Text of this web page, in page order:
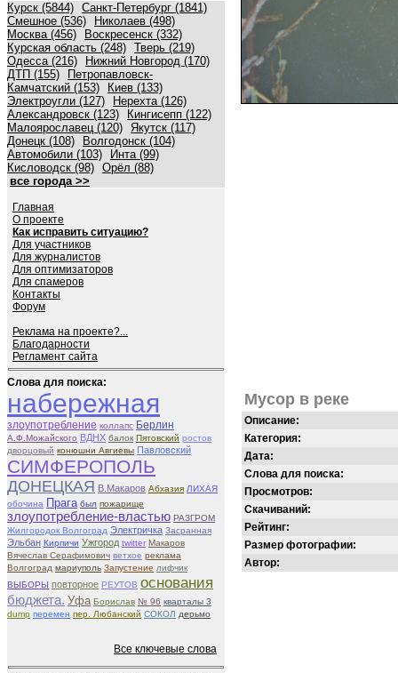
Курск (5844) Санкт-Петербург (1841)
Смешное (536)
Николаев (498)
Москва (456)
Воскресенск (332)
Курская область (248) Тверь (219)
Одесса (216)
Нижний Новгород (170)
ДТП (155)
Петропавловск-
Камчатский (153)
Киев (133)
Электроугли (127)
Нерехта (126)
Александровск (123)
Кингисепп (122)
Малоярославец (120) Якутск (117)
Донецк (108)
Волгодонск (104)
Автомобили (103)
Инта (99)
Кисловодск (98) Орёл (88)
все города >>
Главная
О проекте
Как исправить ситуацию?
Для участников
Для журналистов
Для оптимизаторов
Для спамеров
Контакты
Форум
Реклама на проекте?...
Благодарности
Регламент сайта
Слова для поиска:
набережная
злоупотребление коллапс Берлин
А.Ф.Можайского ВДНХ балок Пятовский ростов
дворцовый конюшни Авгиевы Павловский
СИМФЕРОПОЛЬ
ДОНЕЦКАЯ В.Макаров Абхазия ЛИХАЯ
обочина Прага был пожарище
злоупотребление-властью РАЗГРОМ
Жилгородок Волгоград Электричка Засранная
Эльбан Кирпичи Ужгород twitter Макаров
Вячеслав Серафимович ветхое реклама
Волгоград мариуполь Запустение лифчик
ВЫБОРЫ повторное РЕУТОВ основания
бюджета. Уфа Борислав № 96 кварталы 3
dump перемен пер. Любанский СОКОЛ дерьмо
Все ключевые слова
Мусор в реке
Описание:
Категория:
Дата:
Слова для поиска:
Просмотров:
Скачиваний:
Рейтинг:
Размер фотографии:
Автор: